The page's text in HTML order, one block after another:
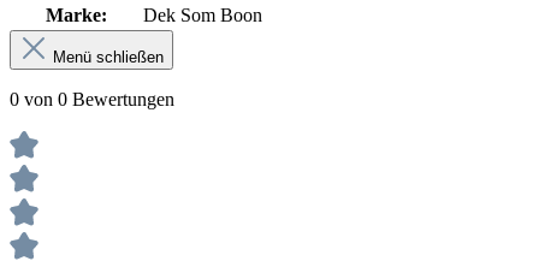
Marke:
Dek Som Boon
Menü schließen
0 von 0 Bewertungen